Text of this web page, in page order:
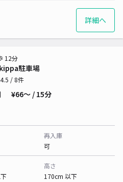
詳細へ
駐車場
12分
4.5 / 8件
¥66〜 / 15分
再入庫
可
高さ
170cm 以下